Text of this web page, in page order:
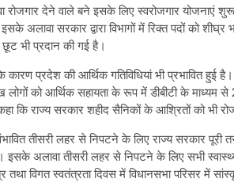
रोजगार देने वाले बने इसके लिए स्वरोजगार योजनाएं
अलावा सरकार द्वारा विभागों में रिक्त पदों को
भी प्रदान की गई है।
प्रदेश की आर्थिक गतिविधियां भी प्रभावित हुई
को आर्थिक सहायता के रूप में डीबीटी के माध्यम
कि राज्य सरकार शहीद सैनिकों के आश्रितों को भी
तीसरी लहर से निपटने के लिए राज्य सरकार पूरी
अलावा तीसरी लहर से निपटने के लिए सभी
तथा विगत स्वतंत्रता दिवस में विधानसभा परिसर में